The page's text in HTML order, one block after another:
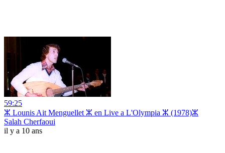
59:25
ⵣ Lounis Ait Menguellet ⵣ en Live a L'Olympia ⵣ (1978)ⵣ
Salah Cherfaoui
il y a 10 ans